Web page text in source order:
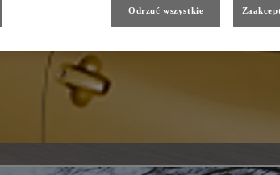
Odrzuć wszystkie